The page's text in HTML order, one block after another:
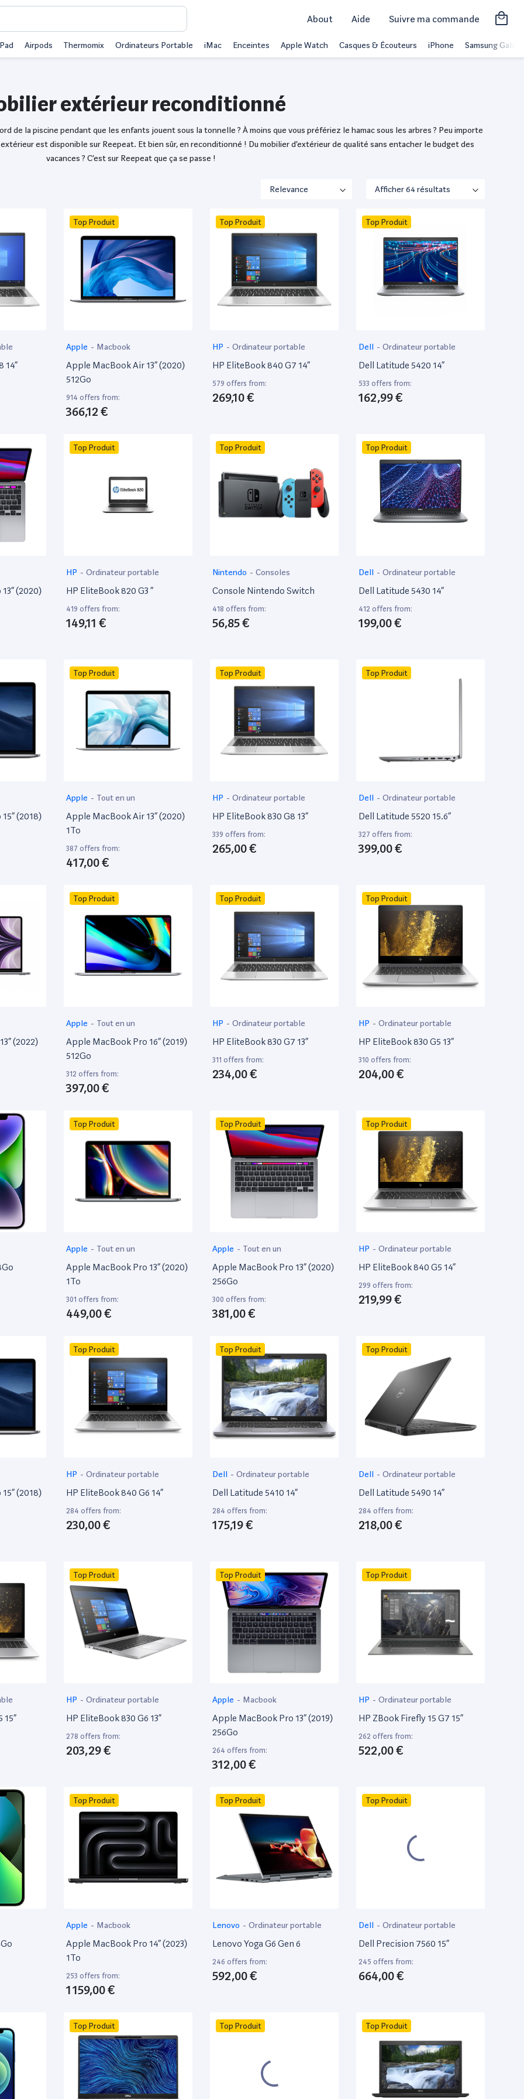
About Aide Suivre ma commande
Airpods Thermomix Ordinateurs Portable iMac Enceintes Apple Watch Casques & Écouteurs iPhone Samsung Galaxy
extérieur reconditionné
de la piscine pendant que les enfants jouent sous la tonnelle ? À moins que vous préfériez le hamac sous les arbres ? Peu importe
est disponible sur Reepeat. Et bien sûr, en reconditionné ! Du mobilier d’extérieur de qualité sans entacher le budget des
vacances ? C’est sur Reepeat que ça se passe !
14”
Top Produit
Apple - Macbook
Apple MacBook Air 13” (2020)
512Go
914 offers from:
366,12 €
Top Produit
HP - Ordinateur portable
HP EliteBook 840 G7 14”
579 offers from:
269,10 €
Top Produit
Dell - Ordinateur portable
Dell Latitude 5420 14”
533 offers from:
162,99 €
(2020)
Top Produit
HP - Ordinateur portable
HP EliteBook 820 G3 ”
419 offers from:
149,11 €
Top Produit
Nintendo - Consoles
Console Nintendo Switch
418 offers from:
56,85 €
Top Produit
Dell - Ordinateur portable
Dell Latitude 5430 14”
412 offers from:
199,00 €
(2018)
Top Produit
Apple - Tout en un
Apple MacBook Air 13” (2020)
1To
387 offers from:
417,00 €
Top Produit
HP - Ordinateur portable
HP EliteBook 830 G8 13”
339 offers from:
265,00 €
Top Produit
Dell - Ordinateur portable
Dell Latitude 5520 15.6”
327 offers from:
399,00 €
(2022)
Top Produit
Apple - Tout en un
Apple MacBook Pro 16” (2019)
512Go
312 offers from:
397,00 €
Top Produit
HP - Ordinateur portable
HP EliteBook 830 G7 13”
311 offers from:
234,00 €
Top Produit
HP - Ordinateur portable
HP EliteBook 830 G5 13”
310 offers from:
204,00 €
Top Produit
Apple - Tout en un
Apple MacBook Pro 13” (2020)
1To
301 offers from:
449,00 €
Top Produit
Apple - Tout en un
Apple MacBook Pro 13” (2020)
256Go
300 offers from:
381,00 €
Top Produit
HP - Ordinateur portable
HP EliteBook 840 G5 14”
299 offers from:
219,99 €
(2018)
Top Produit
HP - Ordinateur portable
HP EliteBook 840 G6 14”
284 offers from:
230,00 €
Top Produit
Dell - Ordinateur portable
Dell Latitude 5410 14”
284 offers from:
175,19 €
Top Produit
Dell - Ordinateur portable
Dell Latitude 5490 14”
284 offers from:
218,00 €
15”
Top Produit
HP - Ordinateur portable
HP EliteBook 830 G6 13”
278 offers from:
203,29 €
Top Produit
Apple - Macbook
Apple MacBook Pro 13” (2019)
256Go
264 offers from:
312,00 €
Top Produit
HP - Ordinateur portable
HP ZBook Firefly 15 G7 15”
262 offers from:
522,00 €
Top Produit
Apple - Macbook
Apple MacBook Pro 14” (2023)
1To
253 offers from:
1 159,00 €
Top Produit
Lenovo - Ordinateur portable
Lenovo Yoga G6 Gen 6
246 offers from:
592,00 €
Top Produit
Dell - Ordinateur portable
Dell Precision 7560 15”
245 offers from:
664,00 €
Top Produit Top Produit Top Produit